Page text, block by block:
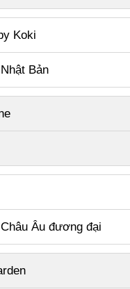
Koki
Bản
Âu đương đại